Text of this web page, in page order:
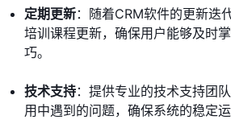
定期更新：随着CRM软件的更新迭
培训课程更新，确保用户能够及时
巧。
技术支持：提供专业的技术支持团
用中遇到的问题，确保系统的稳定运